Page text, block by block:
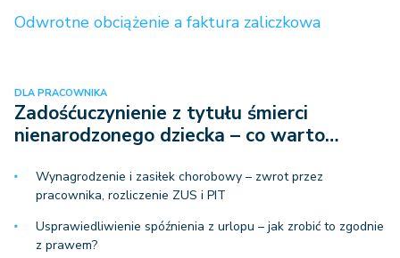
Odwrotne obciążenie a faktura zaliczkowa
DLA PRACOWNIKA
Zadośćuczynienie z tytułu śmierci
nienarodzonego dziecka – co warto…
Wynagrodzenie i zasiłek chorobowy – zwrot przez
pracownika, rozliczenie ZUS i PIT
Usprawiedliwienie spóźnienia z urlopu – jak zrobić to zgodnie
z prawem?